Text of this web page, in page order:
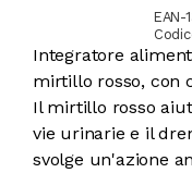
EAN-
Integratore
mirtillo rosso, con
Il mirtillo rosso
vie urinarie e il
svolge un'azione